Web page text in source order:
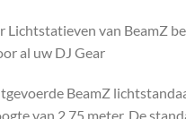
Lichtstatieven van BeamZ
al uw DJ Gear
BeamZ
van 2.75 meter. De